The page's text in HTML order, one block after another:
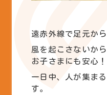
遠赤外線で足元か
風を起こさないか
お子さまにも安心！
一日中、人が集ま
す。